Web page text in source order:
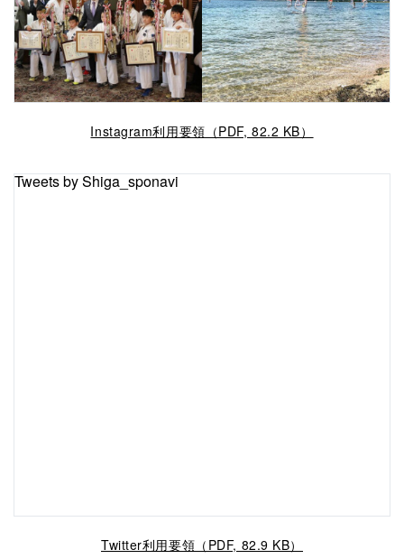
Instagram利用要領（PDF, 82.2 KB）
Tweets by Shiga_sponavi
Twitter利用要領（PDF, 82.9 KB）